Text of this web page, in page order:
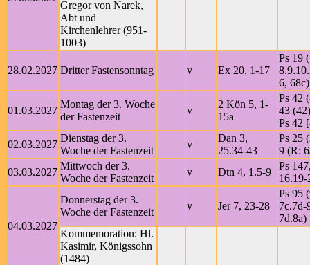
Gregor von Narek,
Abt und
Kirchenlehrer (951-
1003)
28.02.2027 Dritter Fastensonntag v Ex 20, 1-17
Ps 19
6, 68c)
01.03.2027
Montag der 3. Woche
der Fastenzeit
v
2 Kön 5, 1-
15a
Ps 42
43
Ps 42
02.03.2027
Dienstag der 3.
Woche der Fastenzeit
v
Dan 3,
25.34-43
Ps 25
9 (R:
03.03.2027
Mittwoch der 3.
Woche der Fastenzeit
v Dtn 4, 1.5-9
Ps
16.19-
04.03.2027
Donnerstag der 3.
Woche der Fastenzeit
v Jer 7, 23-28
Ps 95
7c.7d-
7d.8a)
Kommemoration: Hl.
Kasimir, Königssohn
(1484)